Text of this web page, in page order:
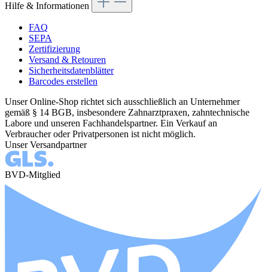
Hilfe & Informationen
FAQ
SEPA
Zertifizierung
Versand & Retouren
Sicherheitsdatenblätter
Barcodes erstellen
Unser Online-Shop richtet sich ausschließlich an Unternehmer
gemäß § 14 BGB, insbesondere Zahnarztpraxen, zahntechnische
Labore und unseren Fachhandelspartner. Ein Verkauf an
Verbraucher oder Privatpersonen ist nicht möglich.
Unser Versandpartner
BVD-Mitglied